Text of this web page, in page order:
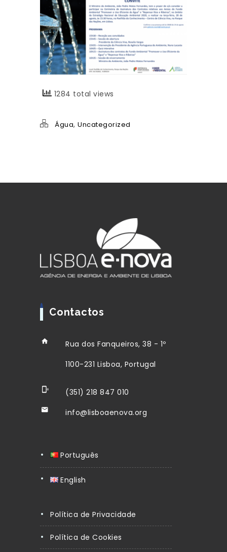
1284 total views
Água, Uncategorized
Contactos
Rua dos Fanqueiros, 38 - 1º
1100-231 Lisboa, Portugal
(351) 218 847 010
info@lisboaenova.org
Português
English
Política de Privacidade
Política de Cookies